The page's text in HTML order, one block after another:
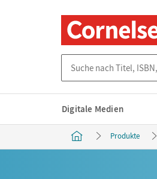
Digitale Medien
Produkte